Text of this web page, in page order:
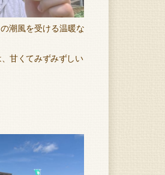
潮風を受ける温暖な
甘くてみずみずしい